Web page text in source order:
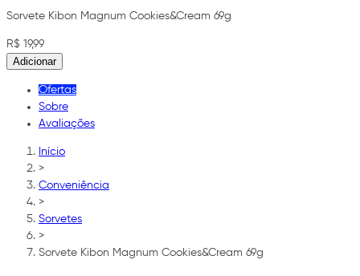
Sorvete Kibon Magnum Cookies&Cream 69g
R$ 19,99
Adicionar
Ofertas
Sobre
Avaliações
Início
>
Conveniência
>
Sorvetes
>
Sorvete Kibon Magnum Cookies&Cream 69g